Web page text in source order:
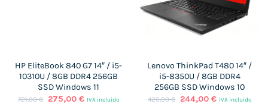
HP EliteBook 840 G7 14″ / i5-
10310U / 8GB DDR4 256GB
SSD Windows 11
721,00€
El
275,00 €ElIVA incluido
Lenovo ThinkPad T480 14″ /
i5-8350U / 8GB DDR4
256GB SSD Windows 10
425,00€
El
244,00 €ElIVA incluido